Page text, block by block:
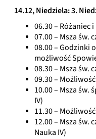
14.12, Niedziela:3.
06.30 – Różaniec
07.00– Msza św.
08.00–Godzinki
możliwość
08.30– Msza św.
09.30–
10.00 – Msza św.
IV)
11.30 –
12.00 – Msza św.
Nauka IV)